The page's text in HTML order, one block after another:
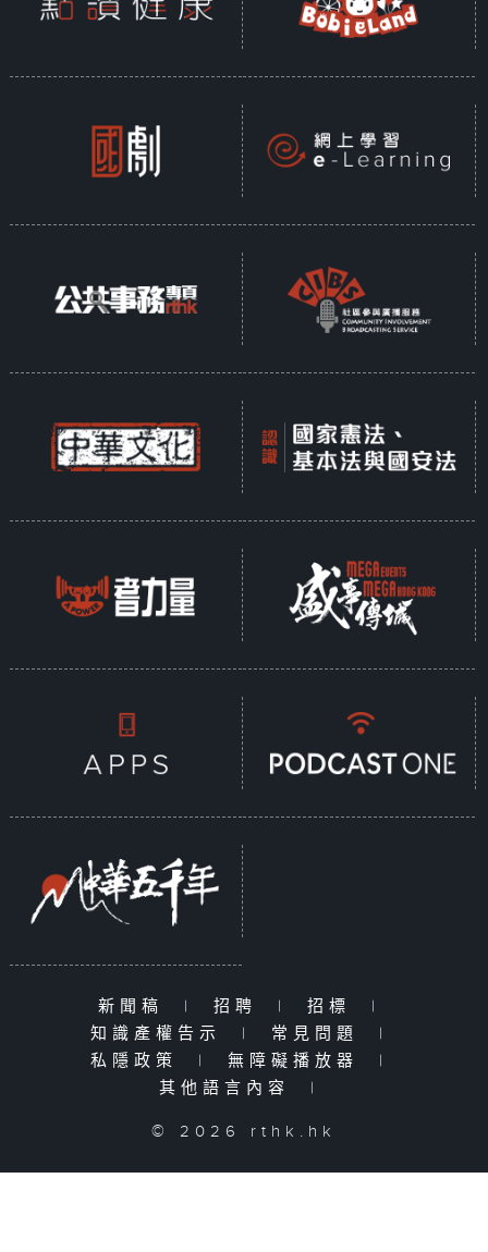
新聞稿 | 招聘 | 招標
|
知識產權告示
| 常見問題
|
私隱政策
| 無障礙播放器
|
其他語言內容
|
© 2026 rthk.hk